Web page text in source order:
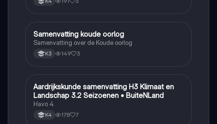
Geschiedenis
Samenvatting koude oorlog
Samenvatting over de Koude oorlog
K3 149 3
Aardrijkskunde
Aardrijkskunde samenvatting H3 Klimaat en
Landschap 3.2 Seizoenen • BuiteNLand
Havo 4
K4 178 7